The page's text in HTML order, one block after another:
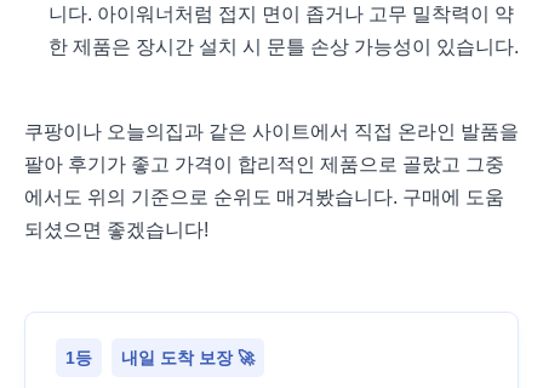
니다. 아이워너처럼 접지 면이 좁거나 고무 밀착력이 약
한 제품은 장시간 설치 시 문틀 손상 가능성이 있습니다.
쿠팡이나 오늘의집과 같은 사이트에서 직접 온라인 발품을
팔아 후기가 좋고 가격이 합리적인 제품으로 골랐고 그중
에서도 위의 기준으로 순위도 매겨봤습니다. 구매에 도움
되셨으면 좋겠습니다!
1등 내일 도착 보장 🚀